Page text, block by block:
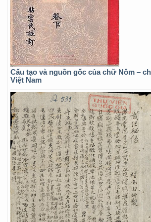
Cấu tạo và nguồn gốc của chữ Nôm –
Việt Nam